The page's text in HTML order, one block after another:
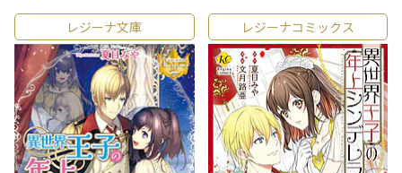
レジーナ文庫 レジーナコミックス